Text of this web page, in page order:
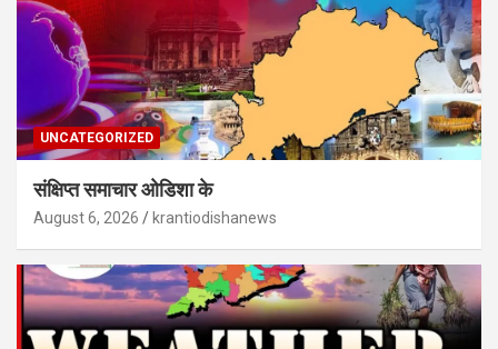
UNCATEGORIZED
संक्षिप्त समाचार ओडिशा के
August 6, 2026 krantiodishanews